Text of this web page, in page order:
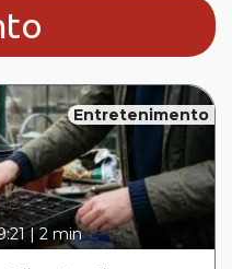
Entretenimento
|2 min